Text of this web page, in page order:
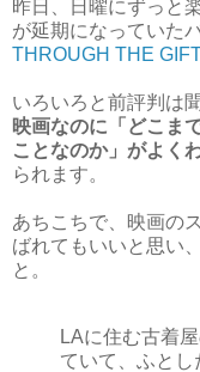
昨日、日曜にずっと
が延期になっていた
THROUGH THE
いろいろと前評判は
映画なのに「どこま
ことなのか」がよく
られます。
あちこちで、映画の
ばれてもいいと思い
と。
LAに住む古着
ていて、ふと